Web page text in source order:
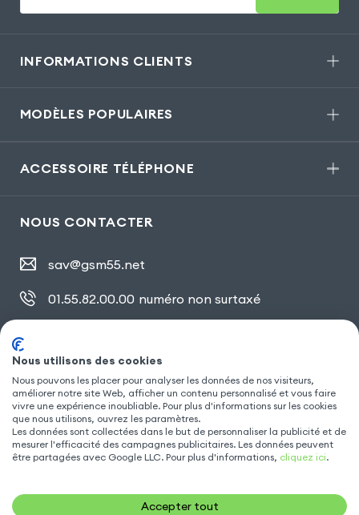
INFORMATIONS CLIENTS
MODÈLES POPULAIRES
ACCESSOIRE TÉLÉPHONE
NOUS CONTACTER
sav@gsm55.net
01.55.82.00.00 numéro non surtaxé
SUIVEZ NOUS
Nous utilisons des cookies
Nous pouvons les placer pour analyser les données de nos visiteurs,
améliorer notre site Web, afficher un contenu personnalisé et vous faire
vivre une expérience inoubliable. Pour plus d'informations sur les cookies
que nous utilisons, ouvrez les paramètres.
Les données sont collectées dans le but de personnaliser la publicité et de
mesurer l'efficacité des campagnes publicitaires. Les données peuvent
être partagées avec Google LLC. Pour plus d'informations, cliquez ici.
Accepter tout